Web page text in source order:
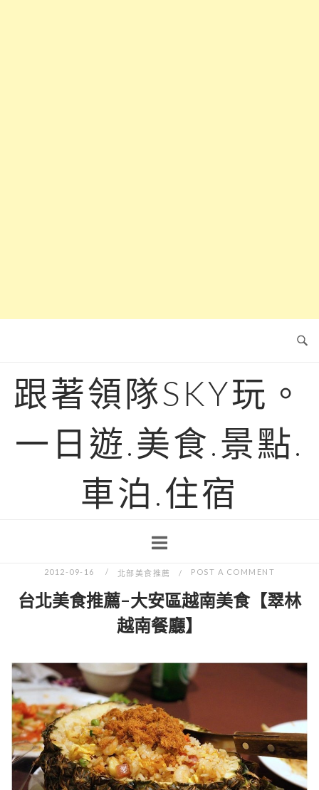
跟著領隊SKY玩。
一日遊.美食.景點.
車泊.住宿
2012-09-16 北部美食推薦 POST A COMMENT
台北美食推薦-大安區越南美食【翠林
越南餐廳】